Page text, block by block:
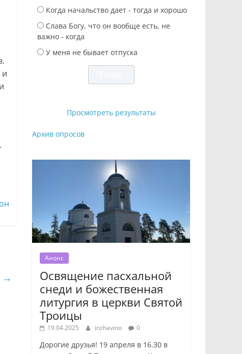
→
Когда начальство дает - тогда и хорошо
Слава Богу, что он вообще есть, не
важно - когда
У меня не бывает отпуска
Просмотреть результаты
Архив опросов
Анонс
Освящение пасхальной
снеди и божественная
литургия в церкви Святой
Троицы
19.04.2025 inzhavino 0
Дорогие друзья! 19 апреля в 16.30 в